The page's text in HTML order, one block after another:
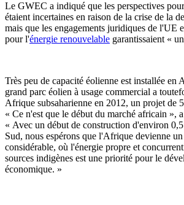
Le GWEC a indiqué que les perspectives
étaient incertaines en raison de la crise de la
mais que les engagements juridiques de l'UE
pour l'énergie renouvelable garantissaient «
Très peu de capacité éolienne est installée en
grand parc éolien à usage commercial a
Afrique subsaharienne en 2012, un projet de
« Ce n'est que le début du marché africain »,
« Avec un début de construction d'environ
Sud, nous espérons que l'Afrique devienne
considérable, où l'énergie propre et
sources indigènes est une priorité pour le
économique. »